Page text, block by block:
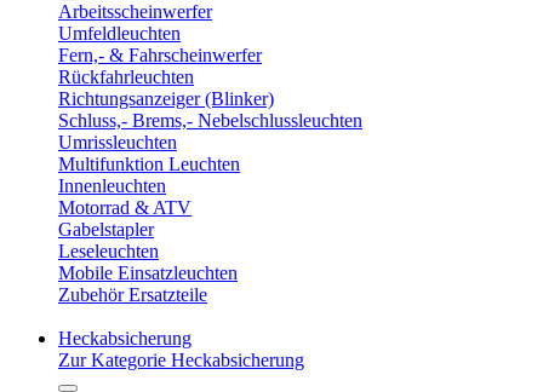
Arbeitsscheinwerfer
Umfeldleuchten
Fern,- & Fahrscheinwerfer
Rückfahrleuchten
Richtungsanzeiger (Blinker)
Schluss,- Brems,- Nebelschlussleuchten
Umrissleuchten
Multifunktion Leuchten
Innenleuchten
Motorrad & ATV
Gabelstapler
Leseleuchten
Mobile Einsatzleuchten
Zubehör Ersatzteile
Heckabsicherung
Zur Kategorie Heckabsicherung